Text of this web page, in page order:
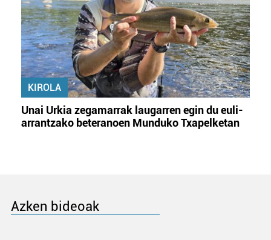
KIROLA
Unai Urkia zegamarrak laugarren egin du euli-
arrantzako beteranoen Munduko Txapelketan
Azken bideoak